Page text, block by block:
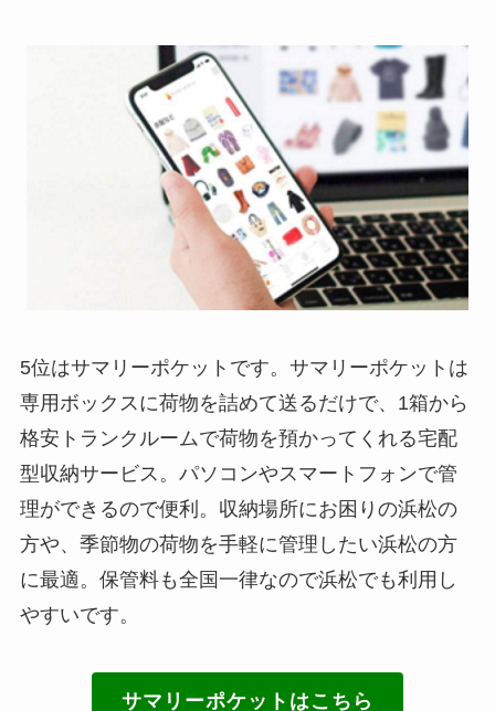
5位はサマリーポケットです。サマリーポケットは
専用ボックスに荷物を詰めて送るだけで、1箱から
格安トランクルームで荷物を預かってくれる宅配
型収納サービス。パソコンやスマートフォンで管
理ができるので便利。収納場所にお困りの浜松の
方や、季節物の荷物を手軽に管理したい浜松の方
に最適。保管料も全国一律なので浜松でも利用し
やすいです。
サマリーポケットはこちら